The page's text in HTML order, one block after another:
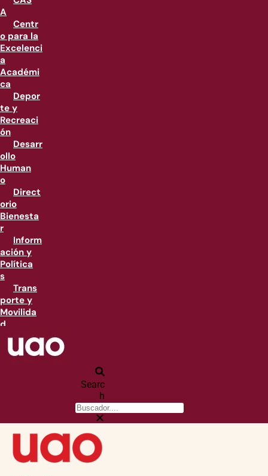
A
Centr
o para la
Excelenci
a
Académi
ca
Depor
te y
Recreaci
ón
Desarr
ollo
Human
o
Direct
orio
Bienesta
r
Inform
ación y
Política
s
Trans
porte y
Movilida
d
Searc
h